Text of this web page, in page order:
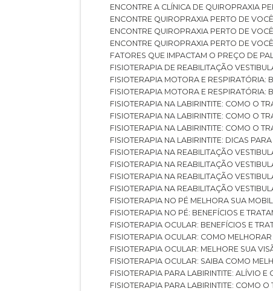
ENCONTRE A CLÍNICA DE QUIROPRAXIA
ENCONTRE QUIROPRAXIA PERTO DE VOCÊ
ENCONTRE QUIROPRAXIA PERTO DE
ENCONTRE QUIROPRAXIA PERTO DE
FATORES QUE IMPACTAM O PREÇO DE
FISIOTERAPIA DE REABILITAÇÃO
FISIOTERAPIA MOTORA E RESPIRATÓRIA:
FISIOTERAPIA MOTORA E
FISIOTERAPIA NA LABIRINTITE: COMO O
FISIOTERAPIA NA LABIRINTITE: COMO O
FISIOTERAPIA NA LABIRINTITE: COMO O
FISIOTERAPIA NA LABIRINTITE: DICAS
FISIOTERAPIA NA REABILITAÇÃO
FISIOTERAPIA NA REABILITAÇÃO
FISIOTERAPIA NA REABILITAÇÃO
FISIOTERAPIA NA REABILITAÇÃO
FISIOTERAPIA NO PÉ MELHORA SUA
FISIOTERAPIA NO PÉ: BENEFÍCIOS E
FISIOTERAPIA OCULAR: BENEFÍCIOS E
FISIOTERAPIA OCULAR: COMO
FISIOTERAPIA OCULAR: MELHORE SUA
FISIOTERAPIA OCULAR: SAIBA COMO
FISIOTERAPIA PARA LABIRINTITE: ALÍVIO E
FISIOTERAPIA PARA LABIRINTITE: COMO